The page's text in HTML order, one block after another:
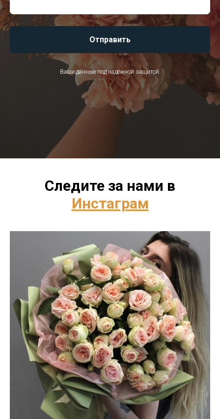
Отправить
Ваши данные под надёжной защитой.
Следите за нами в
Инстаграм